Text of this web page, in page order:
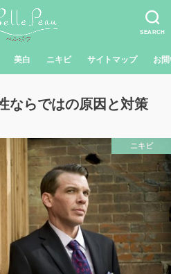
SEARCH
美白 ニキビ サイトマップ お
ならではの原因と対策
ニキビ